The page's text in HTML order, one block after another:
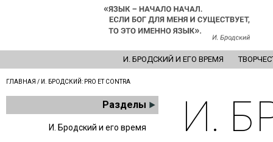
И. БРОДСКИЙ И ЕГО ВРЕМЯ
ГЛАВНАЯ / И. БРОДСКИЙ: PRO ET CONTRA
Разделы
И. Бродский и его время И.